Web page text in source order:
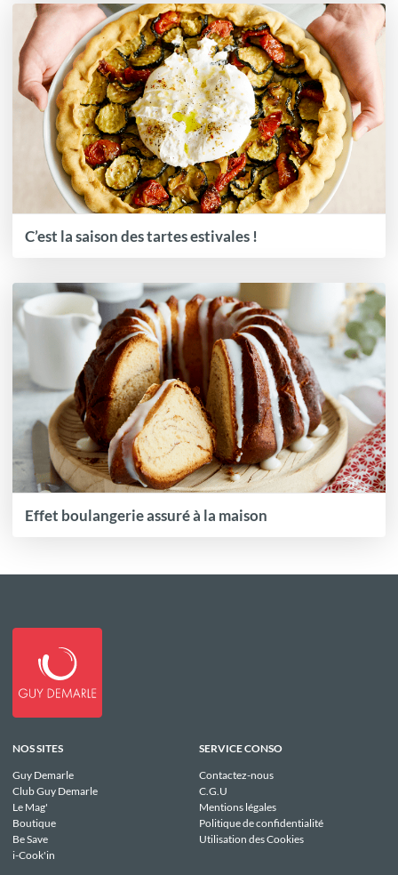
C’est la saison des tartes estivales !
Effet boulangerie assuré à la maison
NOS SITES
Guy Demarle
Club Guy Demarle
Le Mag'
Boutique
Be Save
i-Cook'in
SERVICE CONSO
Contactez-nous
C.G.U
Mentions légales
Politique de confidentialité
Utilisation des Cookies